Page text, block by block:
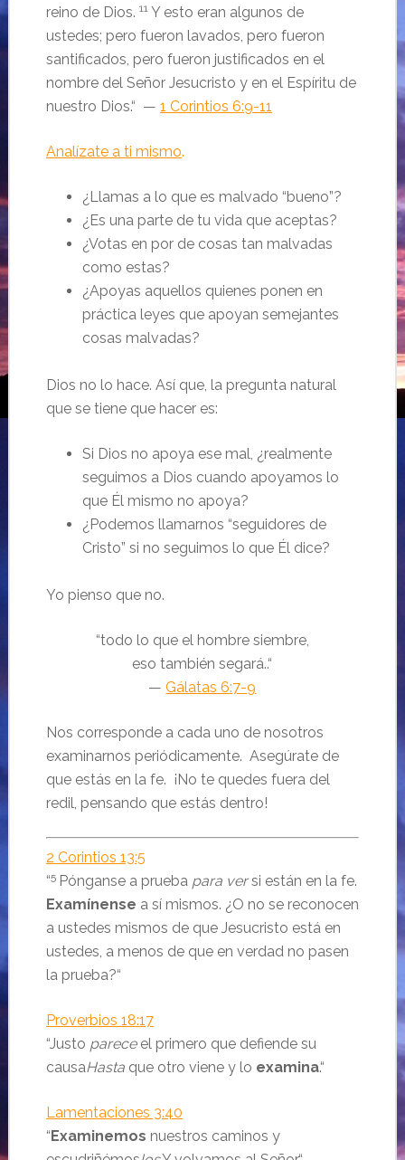
reino de Dios. 11 Y esto eran algunos de
ustedes; pero fueron lavados, pero fueron
santificados, pero fueron justificados en el
nombre del Señor Jesucristo y en el Espíritu de
nuestro Dios.“ — 1 Corintios 6:9-11
Analízate a ti mismo.
¿Llamas a lo que es malvado “bueno”?
¿Es una parte de tu vida que aceptas?
¿Votas en por de cosas tan malvadas
como estas?
¿Apoyas aquellos quienes ponen en
práctica leyes que apoyan semejantes
cosas malvadas?
Dios no lo hace. Así que, la pregunta natural
que se tiene que hacer es:
Si Dios no apoya ese mal, ¿realmente
seguimos a Dios cuando apoyamos lo
que Él mismo no apoya?
¿Podemos llamarnos “seguidores de
Cristo” si no seguimos lo que Él dice?
Yo pienso que no.
“todo lo que el hombre siembre,
eso también segará..“
— Gálatas 6:7-9
Nos corresponde a cada uno de nosotros
examinarnos periódicamente. Asegúrate de
que estás en la fe. ¡No te quedes fuera del
redil, pensando que estás dentro!
2 Corintios 13:5
“5 Pónganse a prueba para versi están en la fe.
Examínense a sí mismos. ¿O no se reconocen
a ustedes mismos de que Jesucristo está en
ustedes, a menos de que en verdad no pasen
la prueba?“
Proverbios 18:17
“Justo pareceel primero que defiende su
causaHastaque otro viene y lo examina.“
Lamentaciones 3:40
“Examinemos nuestros caminos y